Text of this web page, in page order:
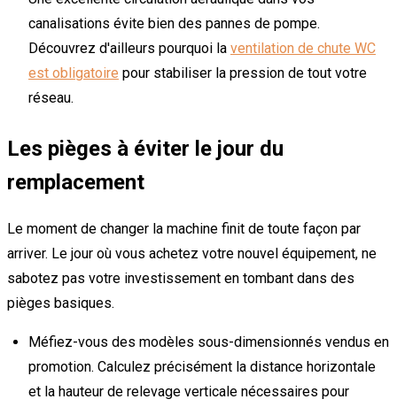
canalisations évite bien des pannes de pompe.
Découvrez d'ailleurs pourquoi la ventilation de chute WC
est obligatoire pour stabiliser la pression de tout votre
réseau.
Les pièges à éviter le jour du
remplacement
Le moment de changer la machine finit de toute façon par
arriver. Le jour où vous achetez votre nouvel équipement, ne
sabotez pas votre investissement en tombant dans des
pièges basiques.
Méfiez-vous des modèles sous-dimensionnés vendus en
promotion. Calculez précisément la distance horizontale
et la hauteur de relevage verticale nécessaires pour